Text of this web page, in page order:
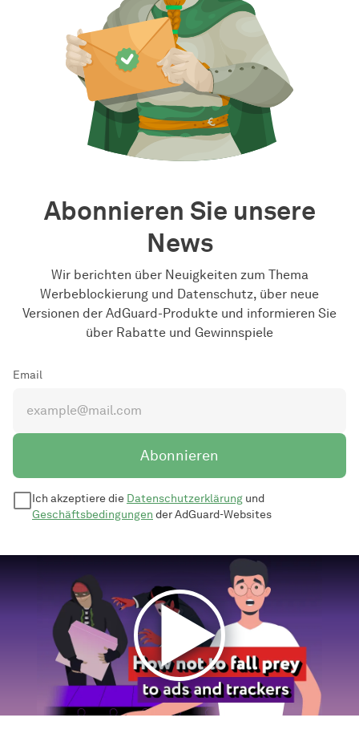
Abonnieren Sie unsere
News
Wir berichten über Neuigkeiten zum Thema
Werbeblockierung und Datenschutz, über neue
Versionen der AdGuard-Produkte und informieren Sie
über Rabatte und Gewinnspiele
Email
Abonnieren
Ich akzeptiere die Datenschutzerklärung und
Geschäftsbedingungen der AdGuard-Websites